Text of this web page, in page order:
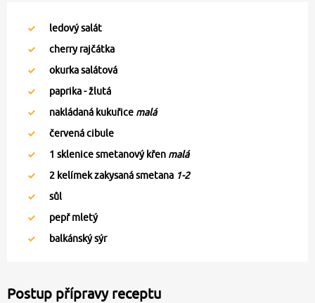
ledový salát
cherry rajčátka
okurka salátová
paprika - žlutá
nakládaná kukuřice malá
červená cibule
1 sklenice smetanový křen malá
2 kelímek zakysaná smetana 1-2
sůl
pepř mletý
balkánský sýr
Postup přípravy receptu